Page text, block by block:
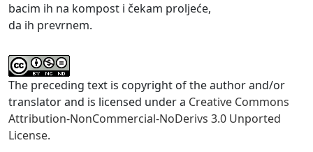
bacim ih na kompost i čekam proljeće,
da ih prevrnem.
The preceding text is copyright of the author and/or
translator and is licensed under a Creative Commons
Attribution-NonCommercial-NoDerivs 3.0 Unported
License.